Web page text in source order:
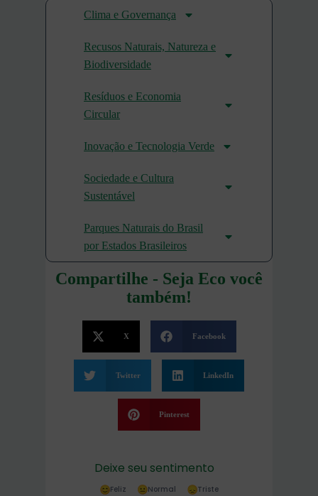
Clima e Governança
Recusos Naturais, Natureza e
Biodiversidade
Resíduos e Economia
Circular
Inovação e Tecnologia Verde
Sociedade e Cultura
Sustentável
Parques Naturais do Brasil
por Estados Brasileiros
Compartilhe - Seja Eco você
também!
X Facebook
Twitter LinkedIn
Pinterest
Deixe seu sentimento
Feliz Normal Triste